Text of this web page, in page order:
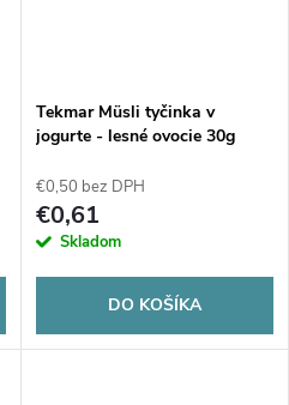
Tekmar Müsli tyčinka v
jogurte - lesné ovocie 30g
€0,50 bez DPH
€0,61
Skladom
DO KOŠÍKA